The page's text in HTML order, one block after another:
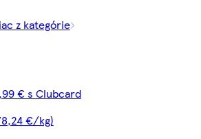
z kategórie
€ s Clubcard
€/kg)